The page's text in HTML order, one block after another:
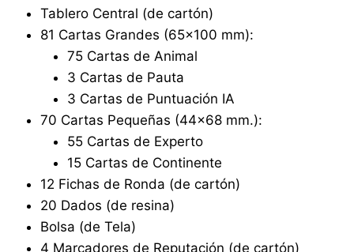
Tablero Central (de cartón)
81 Cartas Grandes (65×100 mm):
75 Cartas de Animal
3 Cartas de Pauta
3 Cartas de Puntuación IA
70 Cartas Pequeñas (44×68 mm.):
55 Cartas de Experto
15 Cartas de Continente
12 Fichas de Ronda (de cartón)
20 Dados (de resina)
Bolsa (de Tela)
4 Marcadores de Reputación (de cartón)